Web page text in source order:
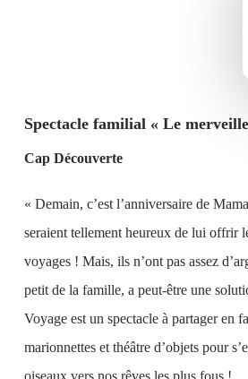
Spectacle familial « Le
Cap Découverte
« Demain, c’est l’anniversaire de
seraient tellement heureux de lui offrir
voyages ! Mais, ils n’ont pas assez
petit de la famille, a peut-être une
Voyage est un spectacle à partager en
marionnettes et théâtre d’objets pour